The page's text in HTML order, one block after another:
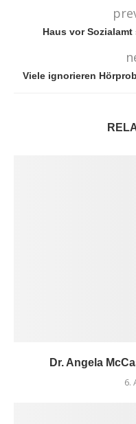
Haus vor
Viele ignorieren
Dr. Angela
6.